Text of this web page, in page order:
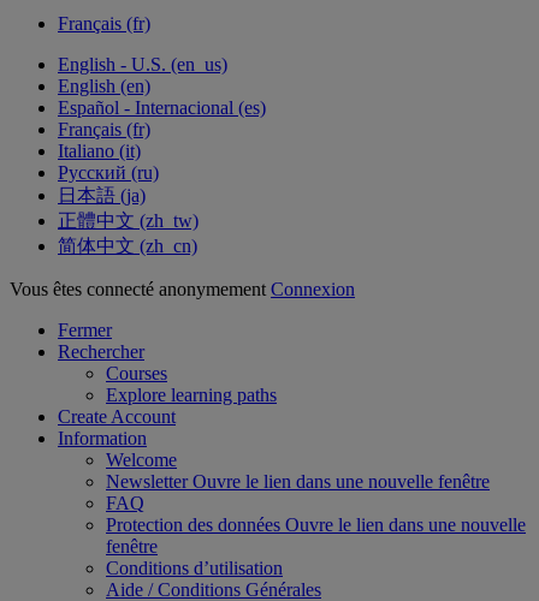
Français ‎(fr)‎
English - U.S. ‎(en_us)‎
English ‎(en)‎
Español - Internacional ‎(es)‎
Français ‎(fr)‎
Italiano ‎(it)‎
Русский ‎(ru)‎
日本語 ‎(ja)‎
正體中文 ‎(zh_tw)‎
简体中文 ‎(zh_cn)‎
Vous êtes connecté anonymement Connexion
Fermer
Rechercher
Courses
Explore learning paths
Create Account
Information
Welcome
NewsletterOuvre le lien dans une nouvelle fenêtre
FAQ
Protection des données Ouvre le lien dans une nouvelle
fenêtre
Conditions d’utilisation
Aide / Conditions Générales